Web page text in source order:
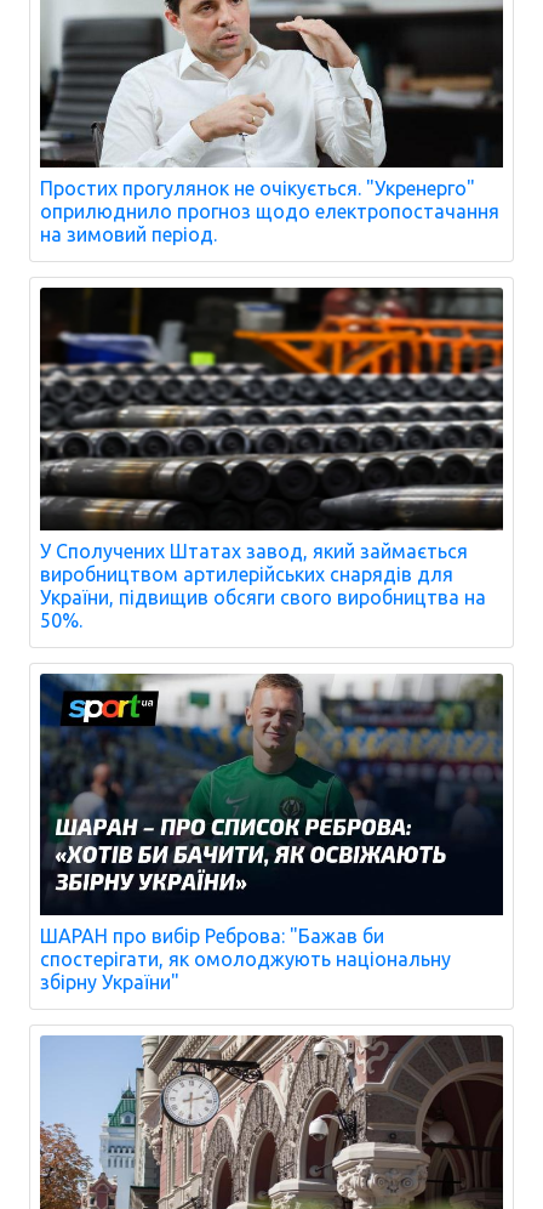
Простих прогулянок не очікується. "Укренерго"
оприлюднило прогноз щодо електропостачання
на зимовий період.
У Сполучених Штатах завод, який займається
виробництвом артилерійських снарядів для
України, підвищив обсяги свого виробництва на
50%.
ШАРАН про вибір Реброва: "Бажав би
спостерігати, як омолоджують національну
збірну України"